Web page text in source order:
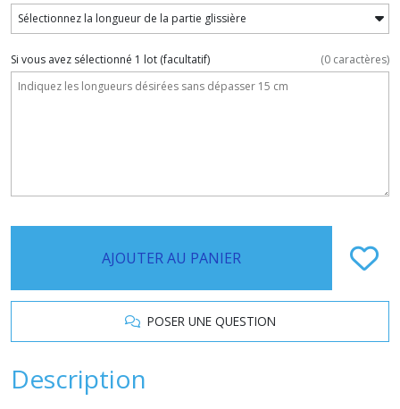
Si vous avez sélectionné 1 lot (facultatif) (0 caractères)
AJOUTER AU PANIER
POSER UNE QUESTION
Description